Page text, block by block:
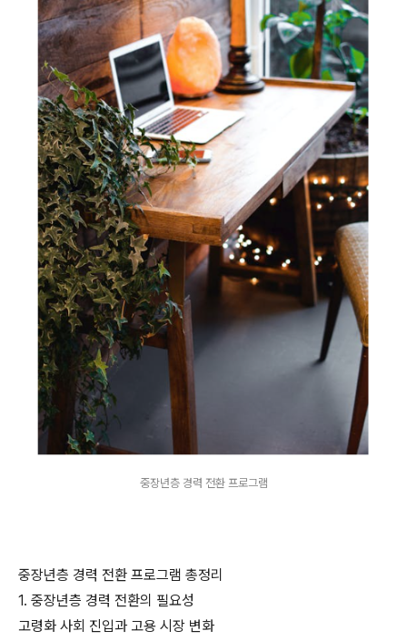
중장년층 경력 전환 프로그램
중장년층 경력 전환 프로그램 총정리
1. 중장년층 경력 전환의 필요성
고령화 사회 진입과 고용 시장 변화